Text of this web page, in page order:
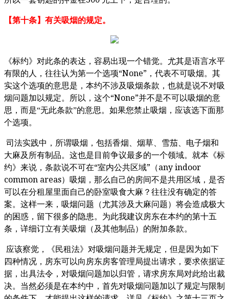
【第十条】有关吸烟的规定。
《标约》对此条的表达，容易出现一个错觉。尤其是语言水平
有限的人，往往认为第一个选项“None” ，代表不可吸烟。其
实这个选项的意思是，本约不涉及吸烟条款，也就是说不对吸
烟问题加以规定。所以，这个“None”并不是不可以吸烟的意
思，而是“无此条款”的意思。如果您禁止吸烟，应该选下面那
个选项。
司法实践中，所谓吸烟，包括香烟、烟草、雪茄、电子烟和
大麻及所有制品。这也是目前争议最多的一个领域。就本《标
约》来说，条款说不可在“室内公共区域” （any indoor
common areas）吸烟，那么自己的房间不是共用区域，是否
可以在分租屋里面自己的卧室吸食大麻？往往没有确定的答
案。这样一来，吸烟问题（尤其涉及大麻问题）将会造成极大
的困惑，留下很多的隐患。为此我建议房东在本约的第十五
条，详细订立有关吸烟（及其他制品）的附加条款。
应该察觉，《民租法》对吸烟问题并无规定，但是因为如下
四种情况，房东可以向房东房客管理局提出请求，要求依据证
据，出具法令，对吸烟问题加以归管，请求房东局对此给出裁
决。当然必须是在本约中，首先对吸烟问题加以了规定与限制